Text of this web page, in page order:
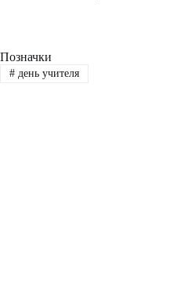
Позначки
#день учителя